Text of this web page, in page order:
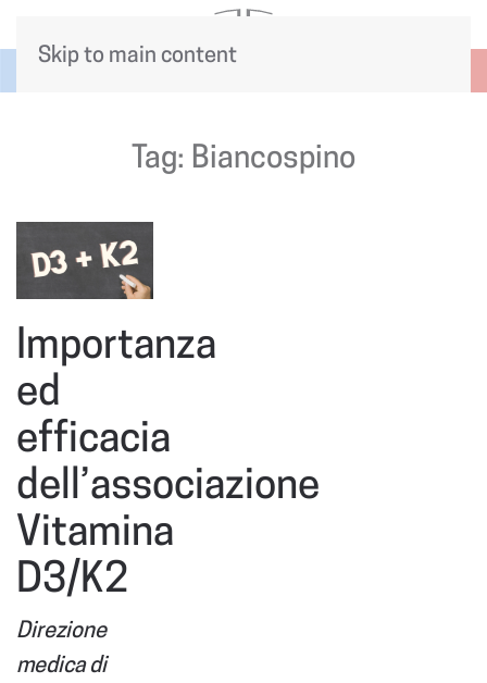
Skip to main content
Tag: Biancospino
Importanza
ed
efficacia
dell’associazione
Vitamina
D3/K2
Direzione
medica di